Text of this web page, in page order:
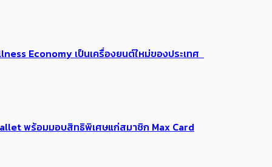
Economy เป็นเครื่องยนต์ใหม่ของประเทศ
พร้อมมอบสิทธิพิเศษแก่สมาชิก Max Card